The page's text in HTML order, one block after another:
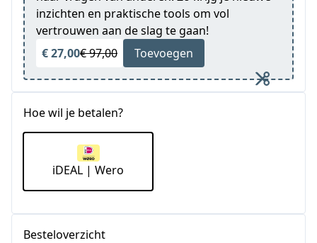
inzichten en praktische tools om vol
vertrouwen aan de slag te gaan!
€ 27,00€ 97,00 Toevoegen
Hoe wil je betalen?
iDEAL | Wero
Besteloverzicht